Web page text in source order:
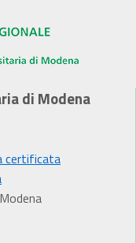
di Modena
certificata